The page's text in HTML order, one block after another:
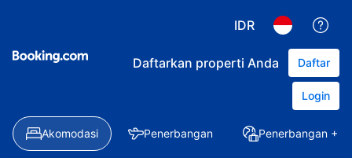
IDR
Daftarkan properti Anda Daftar
Login
Akomodasi Penerbangan Penerbangan +